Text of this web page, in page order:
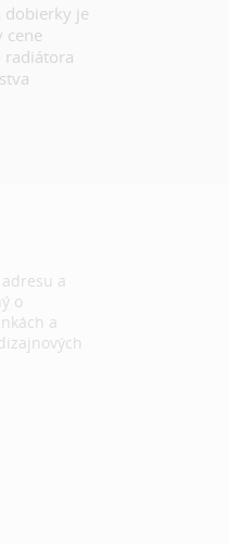
dobierky je
cene
radiátora
a
o
a